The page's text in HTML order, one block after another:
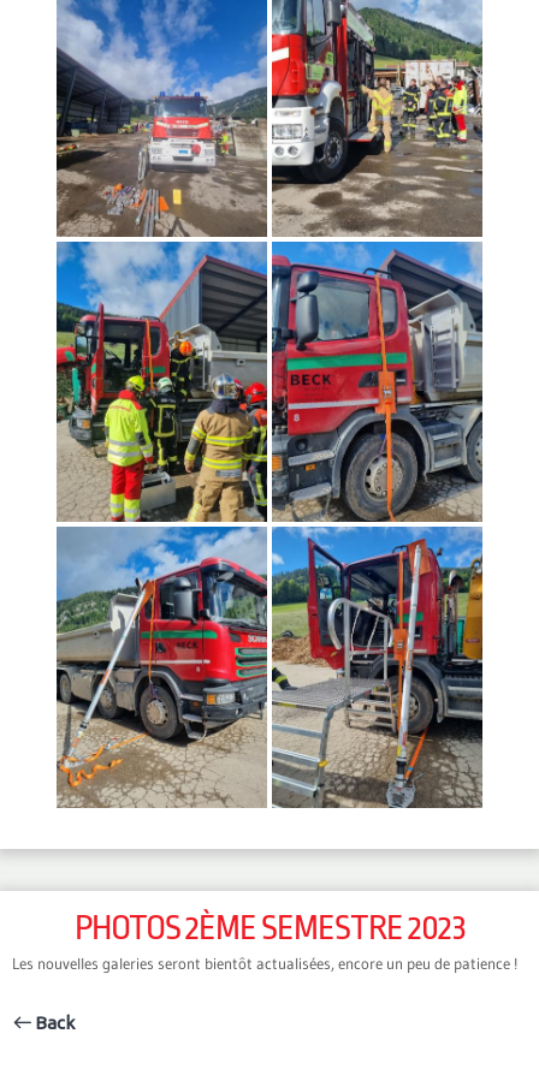
PHOTOS 2ÈME SEMESTRE 2023
Les nouvelles galeries seront bientôt actualisées, encore un peu de patience !
Back